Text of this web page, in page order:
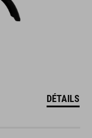
DÉTAILS